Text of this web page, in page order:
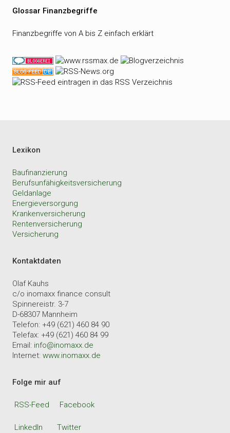
Glossar Finanzbegriffe
Finanzbegriffe von A bis Z einfach erklärt
Lexikon
Baufinanzierung
Berufsunfähigkeitsversicherung
Geldanlage
Energieversorgung
Krankenversicherung
Rentenversicherung
Versicherung
Kontaktdaten
Olaf Kauhs
c/o inomaxx finance consult
Spinnereistr. 3-7
D-68307 Mannheim
Telefon: +49 (621) 460 84 90
Telefax: +49 (621) 460 84 99
Email: info@inomaxx.de
Internet: www.inomaxx.de
Folge mir auf
RSS-Feed Facebook
LinkedIn Twitter